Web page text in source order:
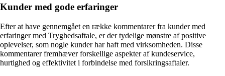
Kunder med gode erfaringer
Efter at have gennemgået en række kommentarer fra kunder med
erfaringer med Tryghedsaftale, er der tydelige mønstre af positive
oplevelser, som nogle kunder har haft med virksomheden. Disse
kommentarer fremhæver forskellige aspekter af kundeservice,
hurtighed og effektivitet i forbindelse med forsikringsaftaler.